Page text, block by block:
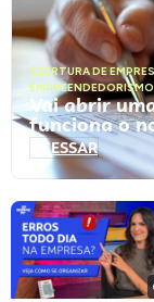
ABERTURA DE
EMPREENDEDORISMO
Vai abrir
funciona o
ACESSAR